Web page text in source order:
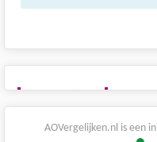
AOVergelijken.nl is een